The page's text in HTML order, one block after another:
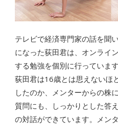
テレビで経済専門家の話を聞
になった荻田君は、オンライ
する勉強を個別に行っていま
荻田君は16歳とは思えないほ
したのか、メンターからの株
質問にも、しっかりとした答
の対話ができています。メン